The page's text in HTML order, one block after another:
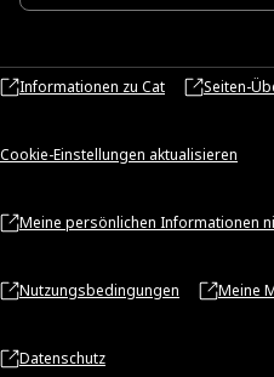
Informationen zu Cat Seiten-
Cookie-Einstellungen aktualisieren
Meine persönlichen Informationen
Nutzungsbedingungen Meine
Datenschutz